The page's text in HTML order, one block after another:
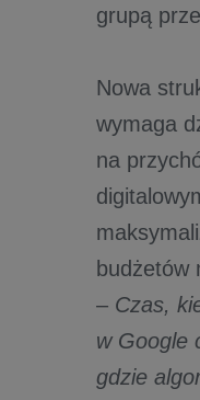
grupą
Nowa
wymaga
na
– Czas,
w Google
gdzie